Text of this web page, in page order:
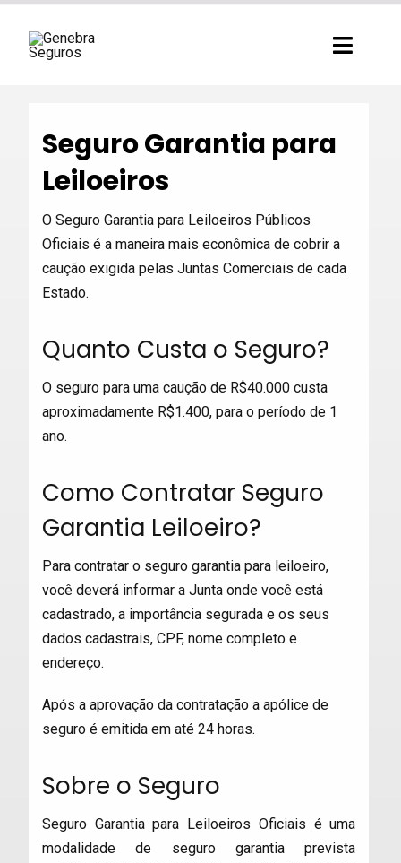
Seguro Garantia para
Leiloeiros
O Seguro Garantia para Leiloeiros Públicos
Oficiais é a maneira mais econômica de cobrir a
caução exigida pelas Juntas Comerciais de cada
Estado.
Quanto Custa o Seguro?
O seguro para uma caução de R$40.000 custa
aproximadamente R$1.400, para o período de 1
ano.
Como Contratar Seguro
Garantia Leiloeiro?
Para contratar o seguro garantia para leiloeiro,
você deverá informar a Junta onde você está
cadastrado, a importância segurada e os seus
dados cadastrais, CPF, nome completo e
endereço.
Após a aprovação da contratação a apólice de
seguro é emitida em até 24 horas.
Sobre o Seguro
Seguro Garantia para Leiloeiros Oficiais é uma
modalidade de seguro garantia prevista